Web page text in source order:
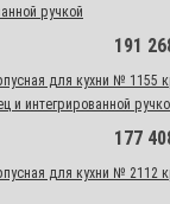
ручкой
191
для кухни №
и интегрированной
177
для кухни №